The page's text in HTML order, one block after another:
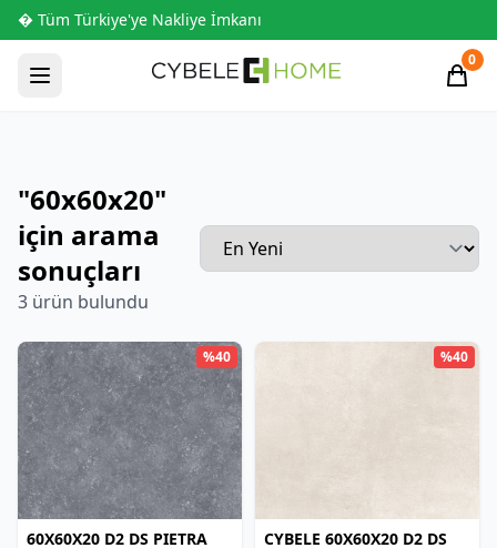
� Tüm Türkiye'ye Nakliye İmkanı
0
"60x60x20"
için arama
sonuçları
3 ürün bulundu
%40
60X60X20 D2 DS PIETRA
%40
CYBELE 60X60X20 D2 DS